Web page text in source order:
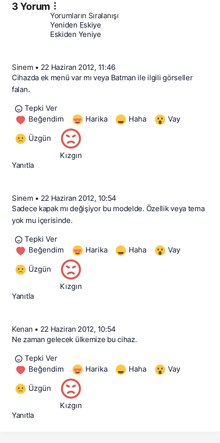
3 Yorum
Yorumların Sıralanışı
Yeniden Eskiye
Eskiden Yeniye
Sinem • 22 Haziran 2012, 11:46
Cihazda ek menü var mı veya Batman ile ilgili görseller
falan.
Tepki Ver
Beğendim
Harika Haha Vay
Üzgün
Kızgın
Yanıtla
Sinem • 22 Haziran 2012, 10:54
Sadece kapak mı değişiyor bu modelde. Özellik veya tema
yok mu içerisinde.
Tepki Ver
Beğendim
Harika Haha Vay
Üzgün
Kızgın
Yanıtla
Kenan • 22 Haziran 2012, 10:54
Ne zaman gelecek ülkemize bu cihaz.
Tepki Ver
Beğendim
Harika Haha Vay
Üzgün
Kızgın
Yanıtla